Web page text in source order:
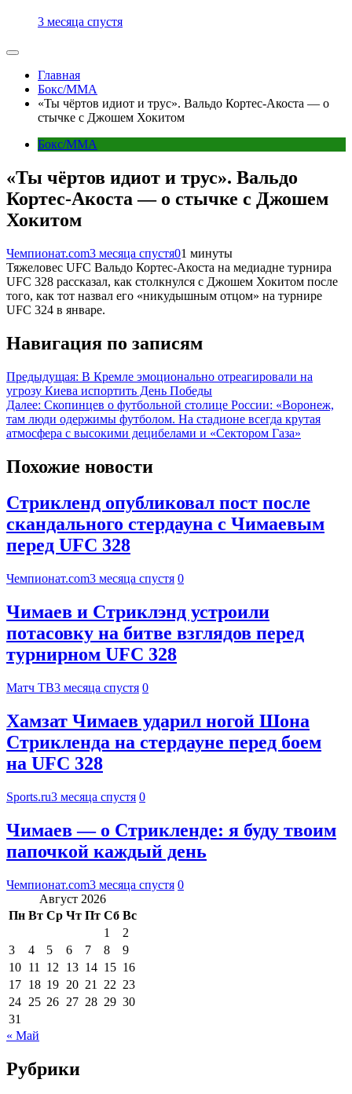
3 месяца спустя
Главная
Бокс/MMA
«Ты чёртов идиот и трус». Вальдо Кортес-Акоста — о
стычке с Джошем Хокитом
Бокс/MMA
«Ты чёртов идиот и трус». Вальдо
Кортес-Акоста — о стычке с Джошем
Хокитом
Чемпионат.com3 месяца спустя01 минуты
Тяжеловес UFC Вальдо Кортес-Акоста на медиадне турнира
UFC 328 рассказал, как столкнулся с Джошем Хокитом после
того, как тот назвал его «никудышным отцом» на турнире
UFC 324 в январе.
Навигация по записям
Предыдущая: В Кремле эмоционально отреагировали на
угрозу Киева испортить День Победы
Далее: Скопинцев о футбольной столице России: «Воронеж,
там люди одержимы футболом. На стадионе всегда крутая
атмосфера с высокими децибелами и «Сектором Газа»
Похожие новости
Стрикленд опубликовал пост после
скандального стердауна с Чимаевым
перед UFC 328
Чемпионат.com3 месяца спустя 0
Чимаев и Стриклэнд устроили
потасовку на битве взглядов перед
турнирном UFC 328
Матч ТВ3 месяца спустя 0
Хамзат Чимаев ударил ногой Шона
Стрикленда на стердауне перед боем
на UFC 328
Sports.ru3 месяца спустя 0
Чимаев — о Стрикленде: я буду твоим
папочкой каждый день
Чемпионат.com3 месяца спустя 0
Август 2026
Пн Вт Ср Чт Пт Сб Вс
1
2
3
4 5 6 7 8
9
10 11 12 13 14 15 16
17 18 19 20 21 22 23
24 25 26 27 28 29 30
31
« Май
Рубрики